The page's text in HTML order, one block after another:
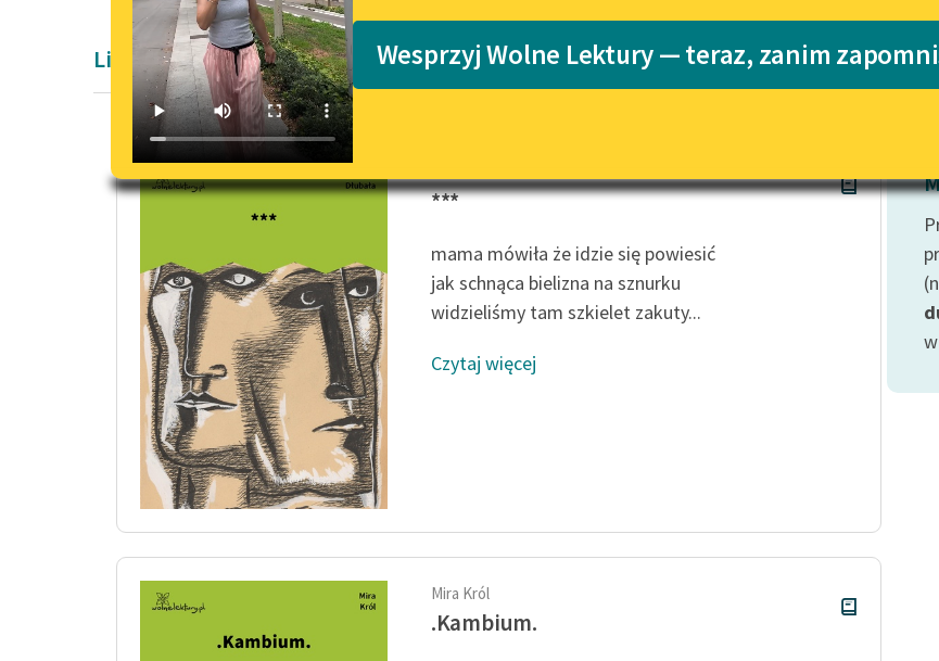
Lektury szkolne i klasyka
literatury do słuchania dla
E-kolekcja lektur szkolnych i
literatury do słuchania dla
niepełnosprawnościami
Feministyczne inspiracje.
Popularyzacja skandynawskiej
literatury feministycznej
Katalog
Katalog w
Wesprzyj Wolne Lektury — teraz, zanim
Liryka Aleksandra Kasprzak
***
mama mówiła że idzie się powiesić
jak schnąca bielizna na sznurku
widzieliśmy tam szkielet zakuty...
Czytaj więcej
Mira Król
.Kambium.